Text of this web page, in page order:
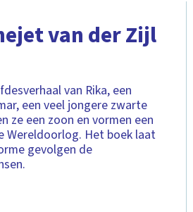
van der Zijl
van Rika, een
een veel jongere zwarte
ze een zoon en vormen een
Wereldoorlog. Het boek laat
gevolgen de